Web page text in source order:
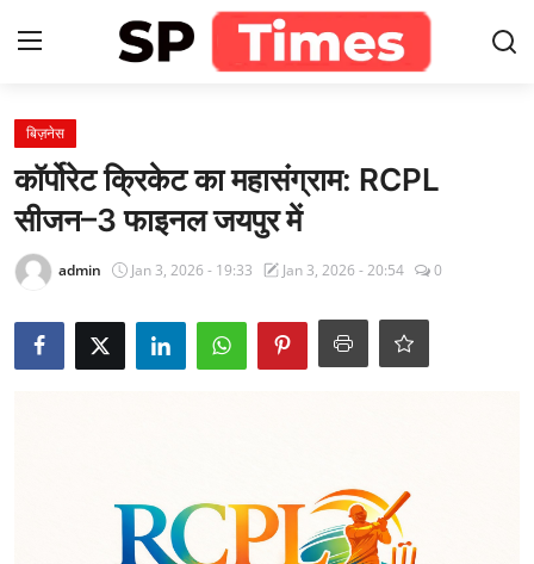
Home
Contact
About
खेल
बिज़नेस
कॉर्पोरेट क्रिकेट का महासंग्राम: RCPL
सीजन–3 फाइनल जयपुर में
admin Jan 3, 2026 - 19:33 Jan 3, 2026 - 20:54 0